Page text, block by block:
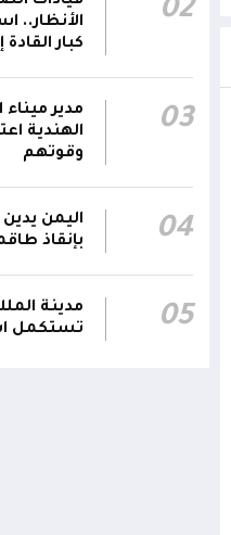
وشعبي الشهيد الظاهري
22:01
21:45
الشركة
الانتهاء
احتياجات كافة
02
الأنظار..
كبار
03
مدير
الهندية
وقوتهم
04
اليمن
بإنقاذ
05
مدينة
تستكمل